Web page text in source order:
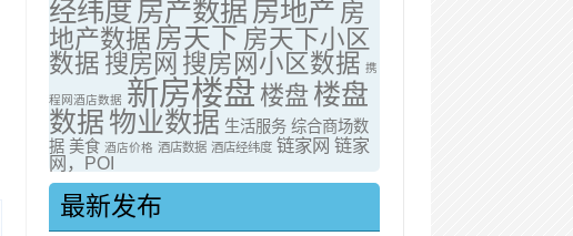
经纬度 房产数据 房地产 房
地产数据 房天下 房天下小区
数据 搜房网 搜房网小区数据 携
程网酒店数据 新房楼盘 楼盘 楼盘
数据 物业数据 生活服务 综合商场数
据 美食 酒店价格 酒店数据 酒店经纬度 链家网 链家
网，POI
最新发布